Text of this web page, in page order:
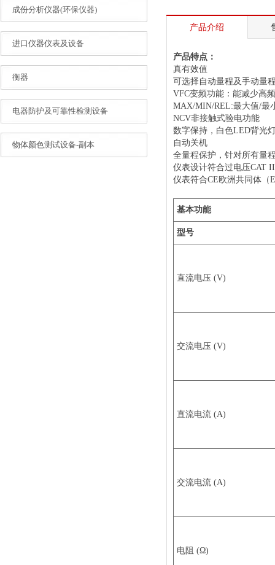
成份分析仪器(环保仪器)
进口仪器仪表及设备
衡器
电器防护及可靠性检测设备
物体颜色测试设备-副本
产品介绍
产品特点：
真有效值
可选择自动量程及手动量
VFC变频功能：能减少高
MAX/MIN/REL:最大值/最
NCV非接触式验电功能
数字保持，白色LED背光
自动关机
全量程保护，针对所有量
仪表设计符合过电压CAT
仪表符合CE欧洲共同体（
基本功能
型号
直流电压 (V)
交流电压 (V)
直流电流 (A)
交流电流 (A)
电阻 (Ω)